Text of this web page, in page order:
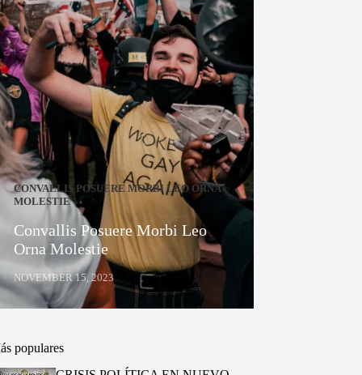
CONVALLIS POSUERE MORBI LEO ORNA
MOLESTIE
Convallis Posuere Morbi Leo
Orna Molestie
NOVEMBER 15, 2023
populares